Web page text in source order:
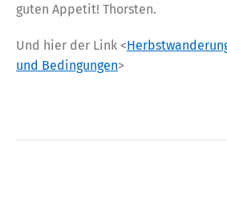
guten Appetit! Thorsten.
Und hier der Link <
und Bedingungen>